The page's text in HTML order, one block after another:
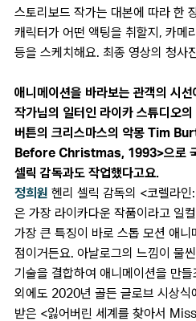
스토리보드 작가는 대본에 따라 한
캐릭터가 어떤 액팅을 취할지, 카메
등을 스케치해요. 최종 영상의 청사
애니메이션을 바라보는 관객의 시
작가님의 일터인 라이카 스튜디오
버튼의 크리스마스의 악몽 Tim
Before Christmas, 1993>으로 국
셀릭 감독과도 작업했다고요.
정희원 헨리 셀릭 감독의 <코렐라
은 가장 라이카다운 작품이라고 일
가장 큰 특징이 바로 스톱 모션 애니
점이거든요. 아날로그의 느낌이 물
기술을 결합하여 애니메이션을 만
외에도 2020년 골든 글로브 시상식
받은 <잃어버린 세계를 찾아서